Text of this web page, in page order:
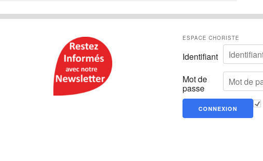
ESPACE CHORISTE
Identifiant
Mot de
passe